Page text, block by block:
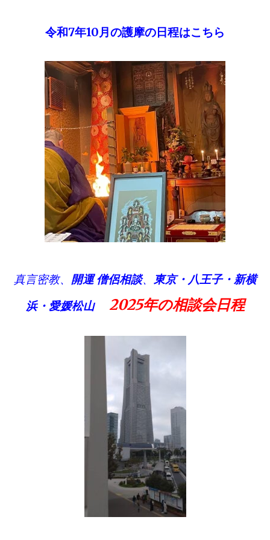
令和7年10月の護摩の日程はこちら
真言密教、 開運 僧侶相談、 東京・八王子・ 新横
浜・愛媛松山
2025年の相談会日程